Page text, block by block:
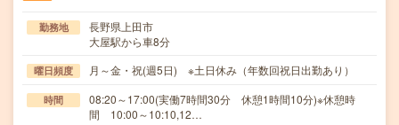
勤務地
長野県上田市
大屋駅から車8分
曜日頻度 月～金・祝(週5日) ※土日休み（年数回祝日出勤あり）
時間
08:20～17:00(実働7時間30分 休憩1時間10分)※休憩時
間 10:00～10:10,12…